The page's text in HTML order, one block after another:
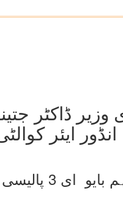
ڈاکٹر
انڈور ایئر
اب ہم